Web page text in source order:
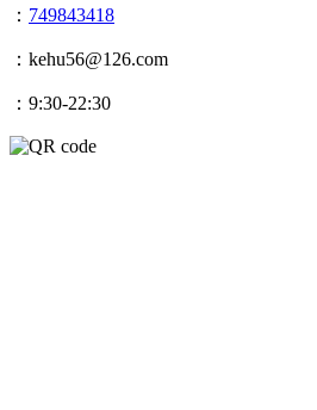
： 749843418
：kehu56@126.com
：9:30-22:30